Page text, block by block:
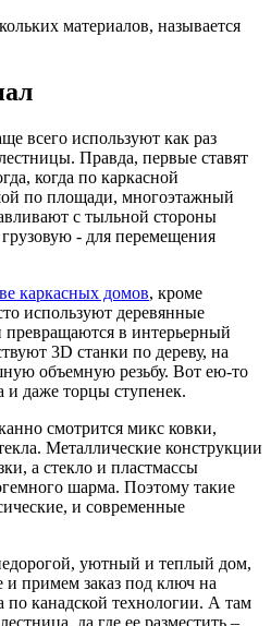
материалов, называется
всего используют как раз
Правда, первые ставят
когда по каркасной
по площади, многоэтажный
с тыльной стороны
- для перемещения
каркасных домов, кроме
используют деревянные
в интерьерный
3D станки по дереву, на
объемную резьбу. Вот ею-то
даже торцы ступенек.
смотрится микс ковки,
Металлические конструкции
а стекло и пластмассы
шарма. Поэтому такие
и современные
уютный и теплый дом,
примем заказ под ключ на
по канадской технологии. А там